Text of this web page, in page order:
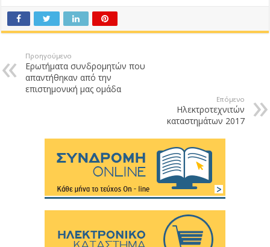
Προηγούμενο
Ερωτήματα συνδρομητών που
απαντήθηκαν από την
επιστημονική μας ομάδα
Επόμενο
Ηλεκτροτεχνιτών
καταστημάτων 2017